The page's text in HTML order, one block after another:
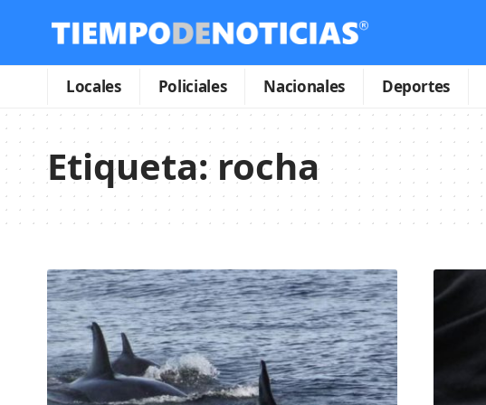
Locales Policiales Nacionales Deportes
Etiqueta:rocha